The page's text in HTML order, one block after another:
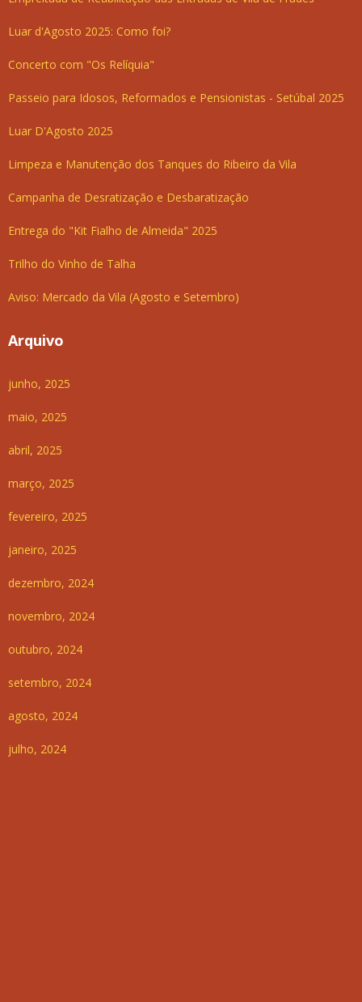
Luar d'Agosto 2025: Como foi?
Concerto com "Os Relíquia"
Passeio para Idosos, Reformados e Pensionistas - Setúbal 2025
Luar D'Agosto 2025
Limpeza e Manutenção dos Tanques do Ribeiro da Vila
Campanha de Desratização e Desbaratização
Entrega do "Kit Fialho de Almeida" 2025
Trilho do Vinho de Talha
Aviso: Mercado da Vila (Agosto e Setembro)
Arquivo
junho, 2025
maio, 2025
abril, 2025
março, 2025
fevereiro, 2025
janeiro, 2025
dezembro, 2024
novembro, 2024
outubro, 2024
setembro, 2024
agosto, 2024
julho, 2024